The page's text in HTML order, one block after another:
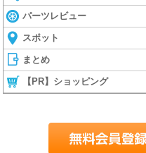
パーツレビュー
スポット
まとめ
【PR】ショッピング